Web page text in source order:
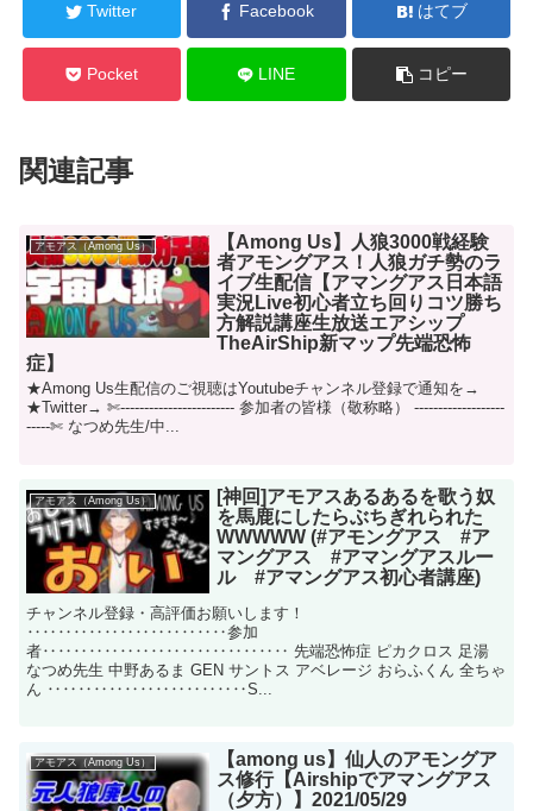
Twitter Facebook はてブ
Pocket LINE コピー
関連記事
アモアス（Among Us）
【Among Us】人狼3000戦経験
者アモングアス！人狼ガチ勢のラ
イブ生配信【アマングアス日本語
実況Live初心者立ち回りコツ勝ち
方解説講座生放送エアシップ
TheAirShip新マップ先端恐怖
症】
★Among Us生配信のご視聴はYoutubeチャンネル登録で通知を→
★Twitter→ ✄------------------------ 参加者の皆様（敬称略） -------------------
-----✄ なつめ先生/中...
アモアス（Among Us）
[神回]アモアスあるあるを歌う奴
を馬鹿にしたらぶちぎれられた
WWWWW (#アモングアス #ア
マングアス #アマングアスルー
ル #アマングアス初心者講座)
チャンネル登録・高評価お願いします！
‥‥‥‥‥‥‥‥‥‥‥‥‥参加
者‥‥‥‥‥‥‥‥‥‥‥‥‥‥‥‥ 先端恐怖症 ピカクロス 足湯
なつめ先生 中野あるま GEN サントス アベレージ おらふくん 全ちゃ
ん ‥‥‥‥‥‥‥‥‥‥‥‥‥S...
アモアス（Among Us）
【among us】仙人のアモングア
ス修行【Airshipでアマングアス
（夕方）】2021/05/29